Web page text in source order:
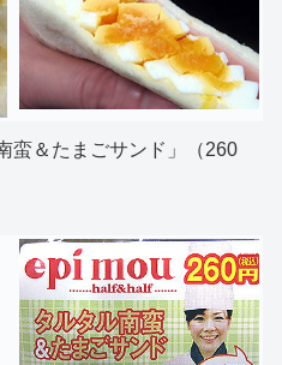
蛮＆たまごサンド」（260